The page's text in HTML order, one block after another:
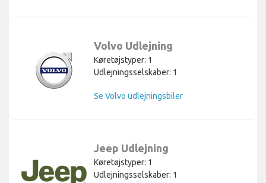
Volvo Udlejning
Køretøjstyper: 1
Udlejningsselskaber: 1
Se Volvo udlejningsbiler
Jeep Udlejning
Køretøjstyper: 1
Udlejningsselskaber: 1